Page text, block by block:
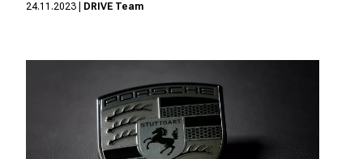
24.11.2023 DRIVE Team